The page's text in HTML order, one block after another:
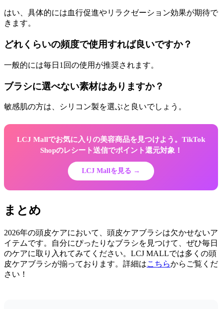
はい、具体的には血行促進やリラクゼーション効果が期待で
きます。
どれくらいの頻度で使用すれば良いですか？
一般的には毎日1回の使用が推奨されます。
ブラシに選べない素材はありますか？
敏感肌の方は、シリコン製を選ぶと良いでしょう。
LCJ Mallでお気に入りの美容商品を見つけよう。TikTok
Shopのレシート送信でポイント還元対象！
LCJ Mallを見る →
まとめ
2026年の頭皮ケアにおいて、頭皮ケアブラシは欠かせないア
イテムです。自分にぴったりなブラシを見つけて、ぜひ毎日
のケアに取り入れてみてください。LCJ MALLでは多くの頭
皮ケアブラシが揃っております。詳細はこちらからご覧くだ
さい！